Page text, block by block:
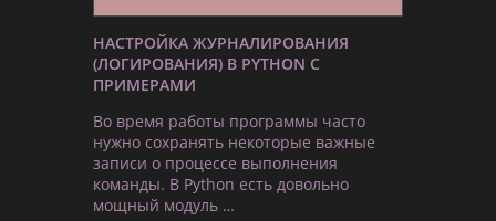
НАСТРОЙКА ЖУРНАЛИРОВАНИЯ
(ЛОГИРОВАНИЯ) В PYTHON С
ПРИМЕРАМИ
Во время работы программы часто
нужно сохранять некоторые важные
записи о процессе выполнения
команды. В Python есть довольно
мощный модуль …